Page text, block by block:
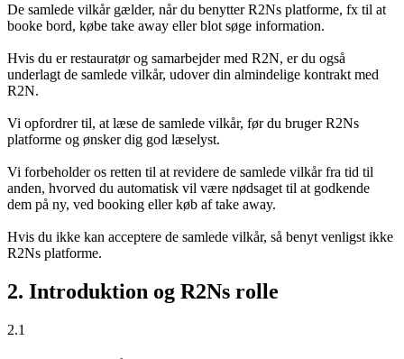
De samlede vilkår gælder, når du benytter R2Ns platforme, fx til at
booke bord, købe take away eller blot søge information.
Hvis du er restauratør og samarbejder med R2N, er du også
underlagt de samlede vilkår, udover din almindelige kontrakt med
R2N.
Vi opfordrer til, at læse de samlede vilkår, før du bruger R2Ns
platforme og ønsker dig god læselyst.
Vi forbeholder os retten til at revidere de samlede vilkår fra tid til
anden, hvorved du automatisk vil være nødsaget til at godkende
dem på ny, ved booking eller køb af take away.
Hvis du ikke kan acceptere de samlede vilkår, så benyt venligst ikke
R2Ns platforme.
2. Introduktion og R2Ns rolle
2.1